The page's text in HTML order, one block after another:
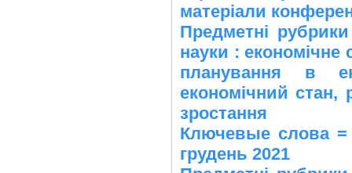
матеріали
Предметні
науки : економічне
планування в
економічний стан,
зростання
Ключевые слова =
грудень 2021